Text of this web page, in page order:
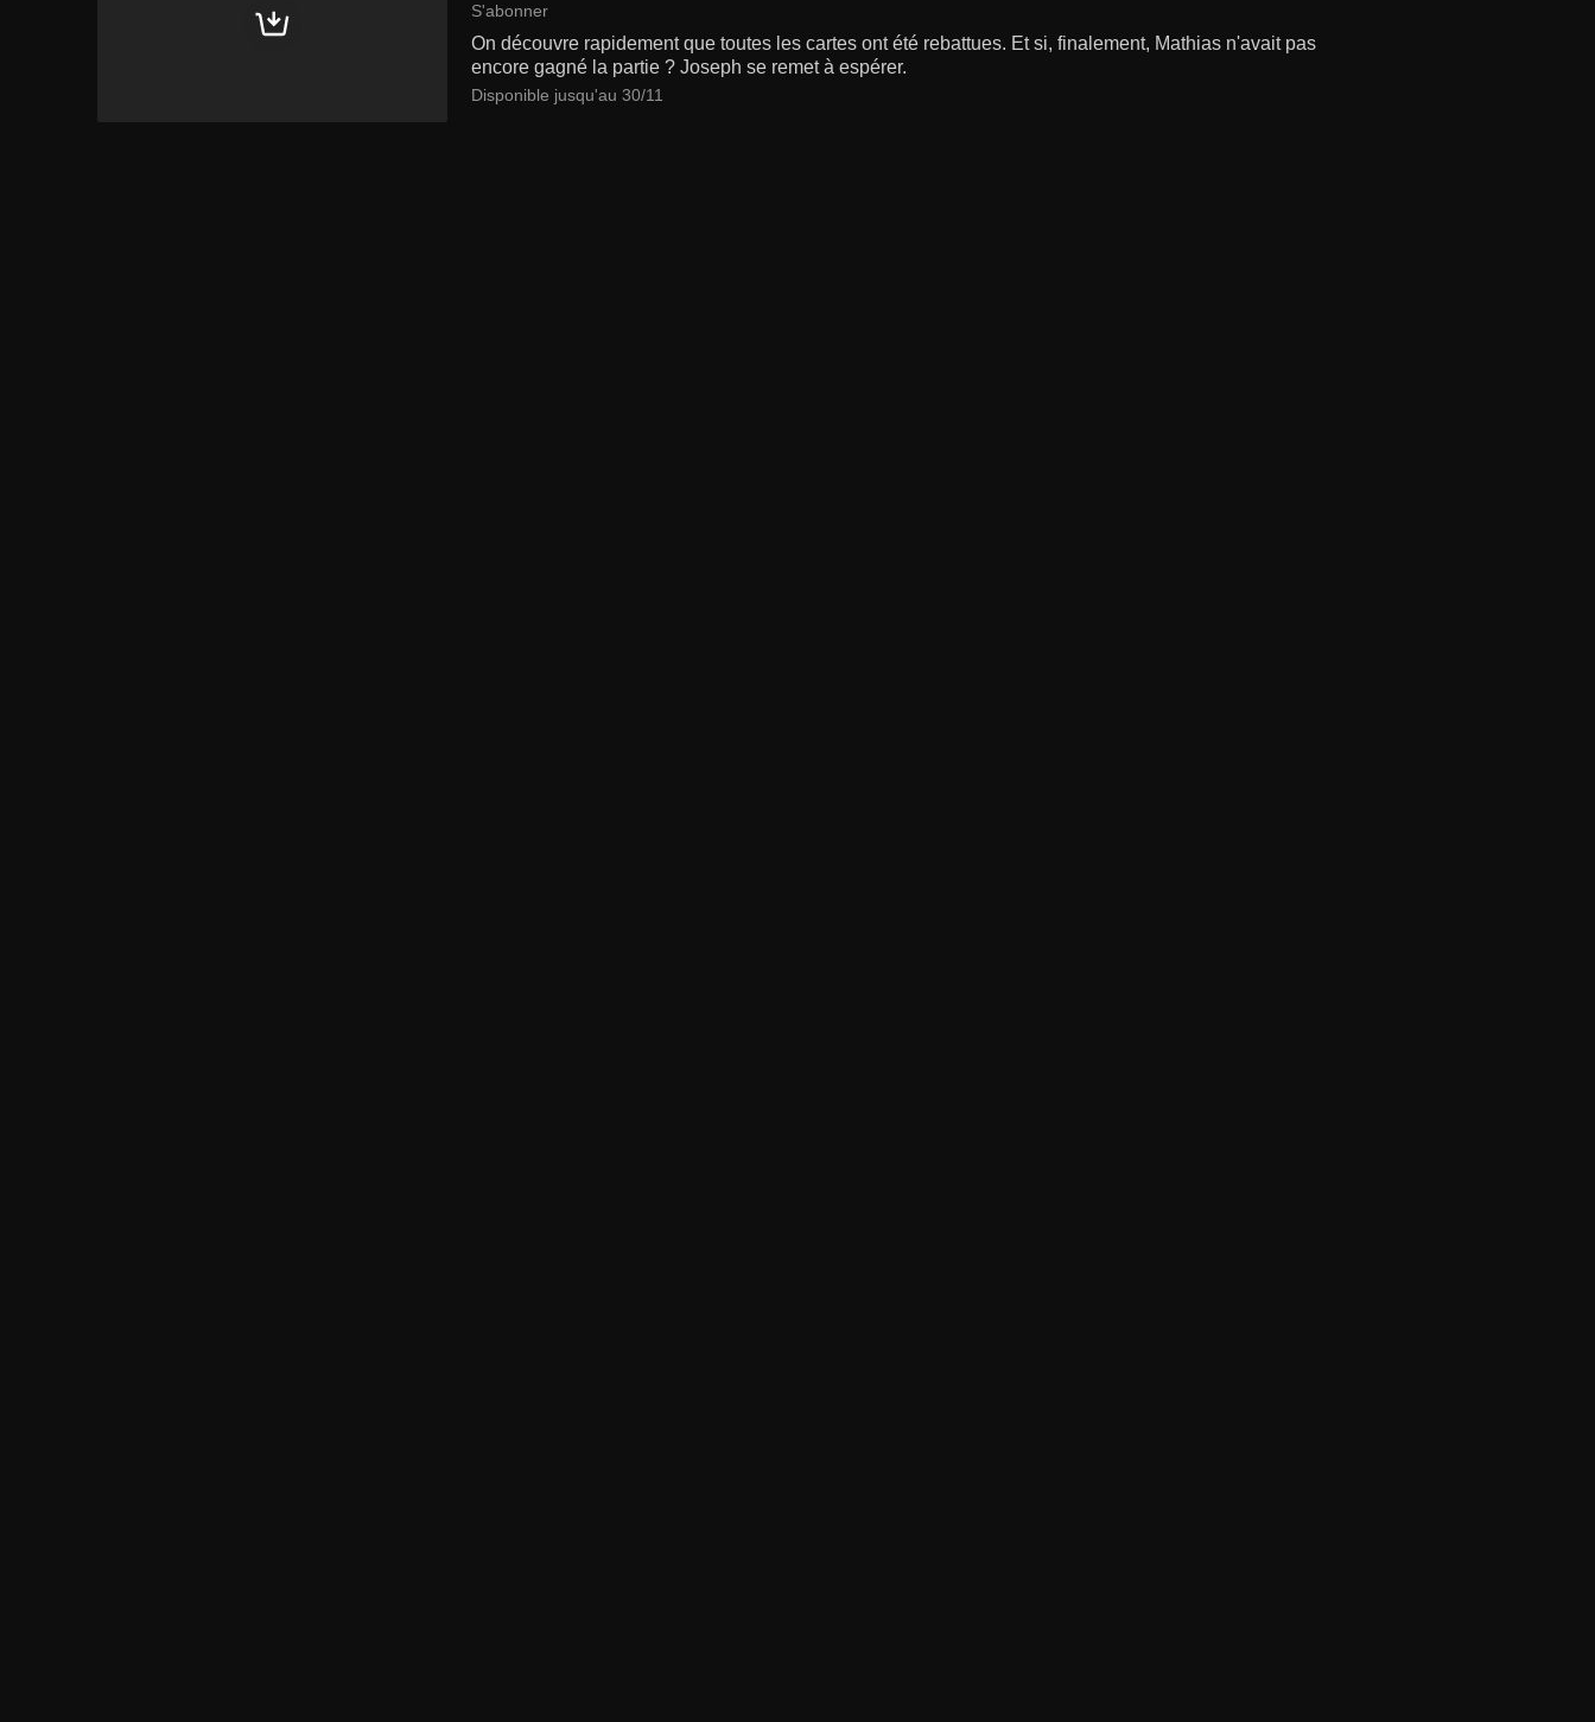
S'abonner
On découvre rapidement que toutes les cartes ont été rebattues. Et si, finalement, Mathias n'avait pas
encore gagné la partie ? Joseph se remet à espérer.
Disponible jusqu'au 30/11